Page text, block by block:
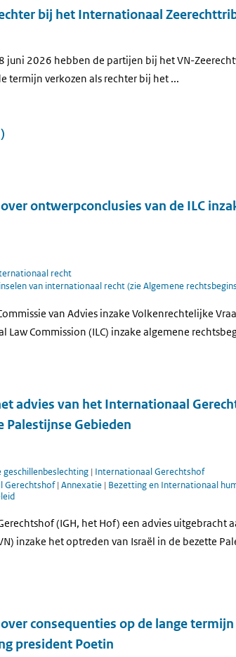
bij het Internationaal
juni 2026 hebben de partijen bij het VN-
termijn verkozen als rechter bij het ...
ontwerpconclusies van de ILC
recht
van internationaal recht (zie Algemene
van Advies inzake Volkenrechtelijke
Commission (ILC) inzake algemene
advies van het Internationaal
Palestijnse Gebieden
geschillenbeslechting | Internationaal Gerechtshof
Gerechtshof| Annexatie | Bezetting en Internationaal
(IGH, het Hof) een advies uitgebracht
inzake het optreden van Israël in de bezette
consequenties op de lange
president Poetin